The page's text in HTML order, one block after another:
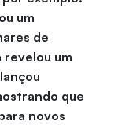
um
de
revelou um
que
novos